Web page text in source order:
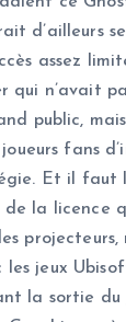
d’ailleurs
assez
qui n’avait
public,
fans
Et il faut
de la licence
projecteurs,
les jeux
la sortie du